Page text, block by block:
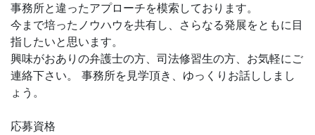
事務所と違ったアプローチを模索しております。
今まで培ったノウハウを共有し、さらなる発展をともに目
指したいと思います。
興味がおありの弁護士の方、司法修習生の方、お気軽にご
連絡下さい。 事務所を見学頂き、ゆっくりお話ししまし
ょう。
応募資格